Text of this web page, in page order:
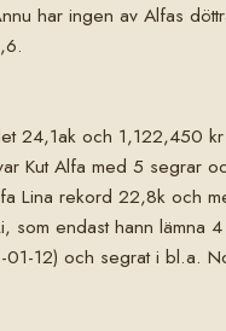
har ingen av Alfas
och 1,122,450 kr
Kut Alfa med 5 segrar
Lina rekord 22,8k och
endast hann lämna
12) och segrat i bl.a.